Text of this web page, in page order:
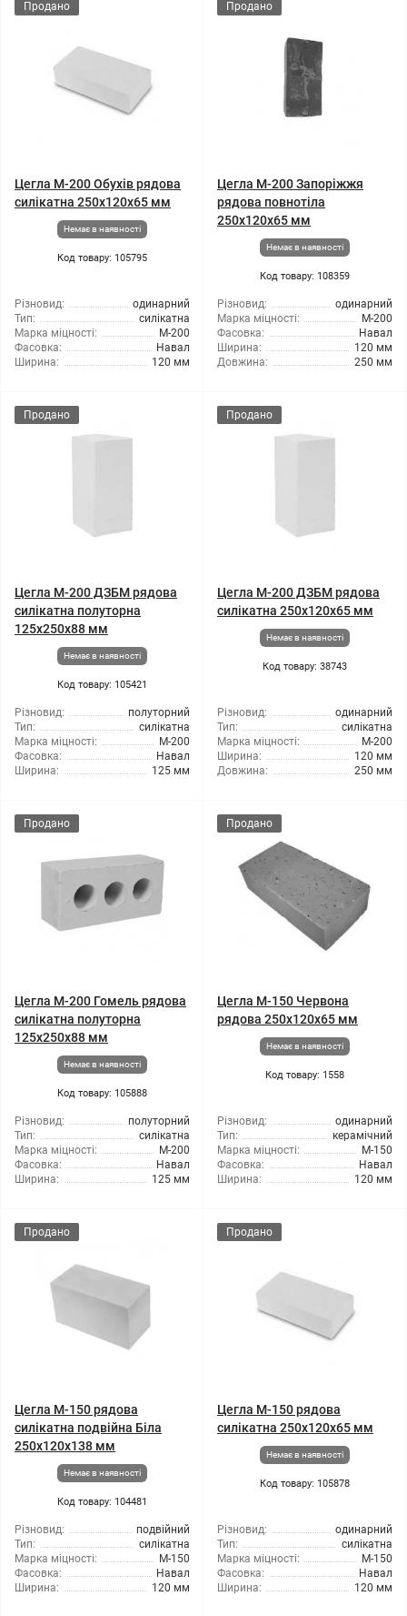
Продано
Цегла М-200 Обухів рядова
силікатна 250х120х65 мм
Немає в наявності
Код товару: 105795
Різновид:
одинарний
Тип:
силікатна
Марка міцності:
М-200
Фасовка:
Навал
Ширина:
120 мм
Продано
Цегла М-200 Запоріжжя
рядова повнотіла
250х120х65 мм
Немає в наявності
Код товару: 108359
Різновид:
одинарний
Марка міцності:
М-200
Фасовка:
Навал
Ширина:
120 мм
Довжина:
250 мм
Продано
Цегла М-200 ДЗБМ рядова
силікатна полуторна
125х250х88 мм
Немає в наявності
Код товару: 105421
Різновид:
полуторний
Тип:
силікатна
Марка міцності:
М-200
Фасовка:
Навал
Ширина:
125 мм
Продано
Цегла М-200 ДЗБМ рядова
силікатна 250х120х65 мм
Немає в наявності
Код товару: 38743
Різновид:
одинарний
Тип:
силікатна
Марка міцності:
М-200
Ширина:
120 мм
Довжина:
250 мм
Продано
Цегла М-200 Гомель рядова
силікатна полуторна
125х250х88 мм
Немає в наявності
Код товару: 105888
Різновид:
полуторний
Тип:
силікатна
Марка міцності:
М-200
Фасовка:
Навал
Ширина:
125 мм
Продано
Цегла М-150 Червона
рядова 250х120х65 мм
Немає в наявності
Код товару: 1558
Різновид:
одинарний
Тип:
керамічний
Марка міцності:
М-150
Фасовка:
Навал
Ширина:
120 мм
Продано
Цегла М-150 рядова
силікатна подвійна Біла
250х120х138 мм
Немає в наявності
Код товару: 104481
Різновид:
подвійний
Тип:
силікатна
Марка міцності:
М-150
Фасовка:
Навал
Ширина:
120 мм
Продано
Цегла М-150 рядова
силікатна 250х120х65 мм
Немає в наявності
Код товару: 105878
Різновид:
одинарний
Тип:
силікатна
Марка міцності:
М-150
Фасовка:
Навал
Ширина:
120 мм